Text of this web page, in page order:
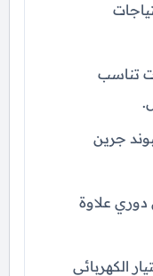
تناسب
جرين
علاوة
الكهربائي